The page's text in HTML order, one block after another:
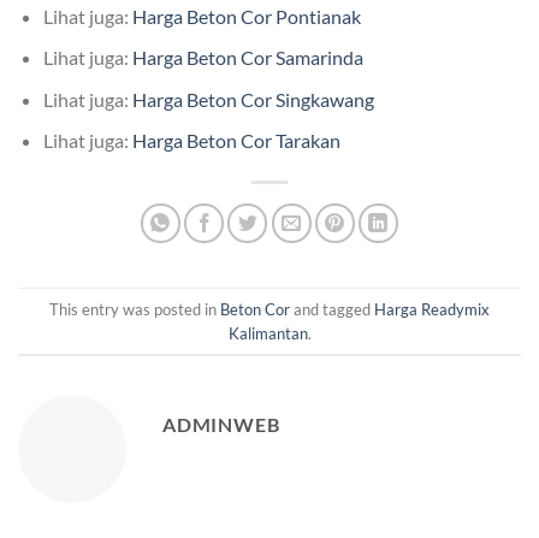
Lihat juga: Harga Beton Cor Pontianak
Lihat juga: Harga Beton Cor Samarinda
Lihat juga: Harga Beton Cor Singkawang
Lihat juga: Harga Beton Cor Tarakan
This entry was posted in Beton Corand tagged Harga Readymix
Kalimantan.
ADMINWEB